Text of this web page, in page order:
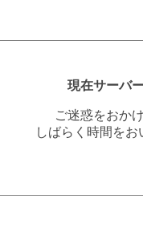
現在サーバ
ご迷惑をおか
しばらく時間を